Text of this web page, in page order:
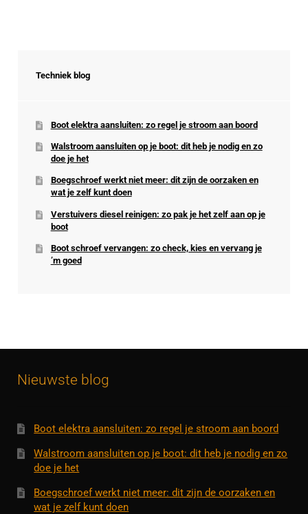
Techniek blog
Boot elektra aansluiten: zo regel je stroom aan boord
Walstroom aansluiten op je boot: dit heb je nodig en zo
doe je het
Boegschroef werkt niet meer: dit zijn de oorzaken en
wat je zelf kunt doen
Verstuivers diesel reinigen: zo pak je het zelf aan op je
boot
Boot schroef vervangen: zo check, kies en vervang je
’m goed
Nieuwste blog
Boot elektra aansluiten: zo regel je stroom aan boord
Walstroom aansluiten op je boot: dit heb je nodig en zo
doe je het
Boegschroef werkt niet meer: dit zijn de oorzaken en
wat je zelf kunt doen